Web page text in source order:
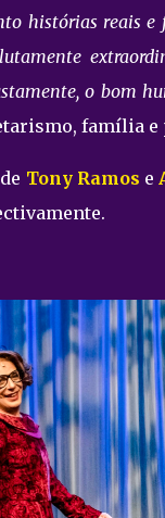
histórias reais
o bom
família e
Tony Ramos e